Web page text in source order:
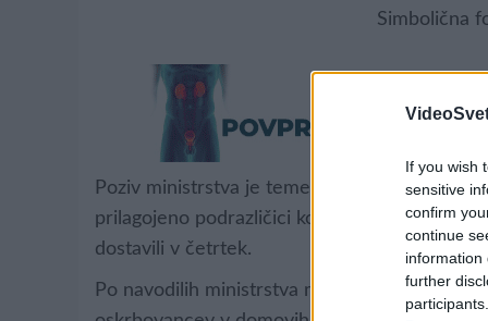
If you wish
sensitive
confirm
continue
information
further
Simbolična
Poziv ministrstva je temeljil na podlagi
prilagojeno podrazličici koronavirusne
dostavili v četrtek.
Po navodilih ministrstva morajo zdravstveni